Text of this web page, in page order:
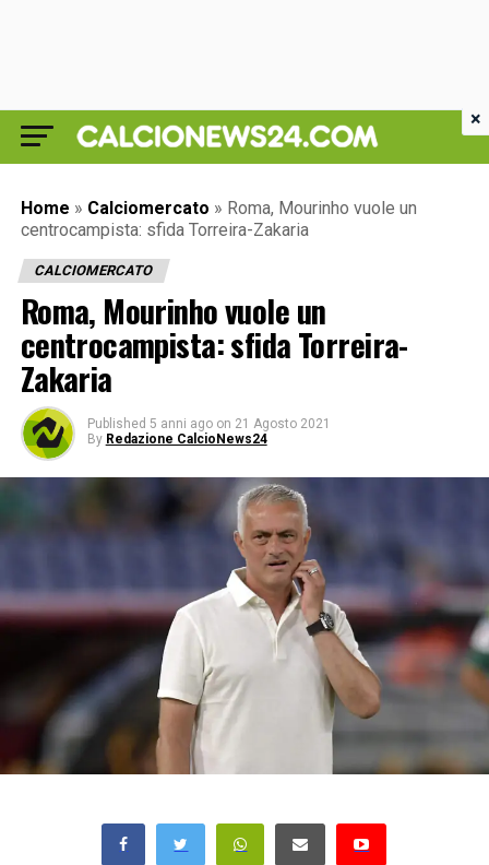
Home » Calciomercato » Roma, Mourinho vuole un
centrocampista: sfida Torreira-Zakaria
CALCIOMERCATO
Roma, Mourinho vuole un
centrocampista: sfida Torreira-
Zakaria
Published 5 anni ago on 21 Agosto 2021
By Redazione CalcioNews24
×